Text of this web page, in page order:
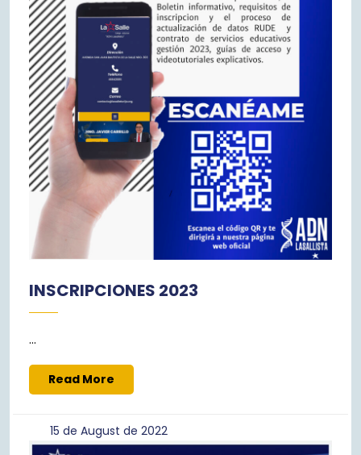
INSCRIPCIONES 2023
...
Read More
More
15 de August de 202215
de